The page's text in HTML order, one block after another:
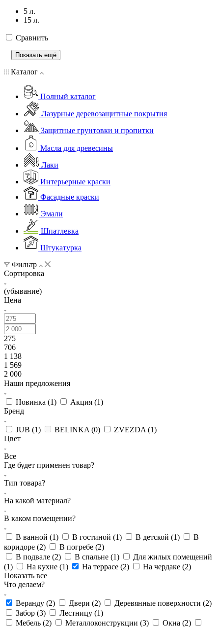
5 л.
15 л.
Сравнить
Показать ещё
Каталог
Полный каталог
Лазурные деревозащитные покрытия
Защитные грунтовки и пропитки
Масла для древесины
Лаки
Интерьерные краски
Фасадные краски
Эмали
Шпатлевка
Штукатурка
Фильтр
Сортировка
(убывание)
Цена
275
706
1 138
1 569
2 000
Наши предложения
Новинка (1) Акция (1)
Бренд
JUB (1) BELINKA (0) ZVEZDA (1)
Цвет
Все
Где будет применен товар?
Тип товара?
На какой материал?
В каком помещении?
В ванной (1) В гостиной (1) В детской (1)
В
коридоре (2) В погребе (2)
В подвале (2) В спальне (1)
Для жилых помещений
(1) На кухне (1) На террасе (2) На чердаке (2)
Показать все
Что делаем?
Веранду (2) Двери (2) Деревянные поверхности (2)
Забор (3) Лестницу (1)
Мебель (2) Металлоконструкции (3) Окна (2)